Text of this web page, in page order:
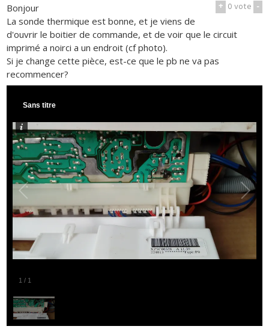
+ 0vote -
Bonjour
La sonde thermique est bonne, et je viens de
d'ouvrir le boitier de commande, et de voir que le circuit
imprimé a noirci a un endroit (cf photo).
Si je change cette pièce, est-ce que le pb ne va pas
recommencer?
1 / 1
Sans titre